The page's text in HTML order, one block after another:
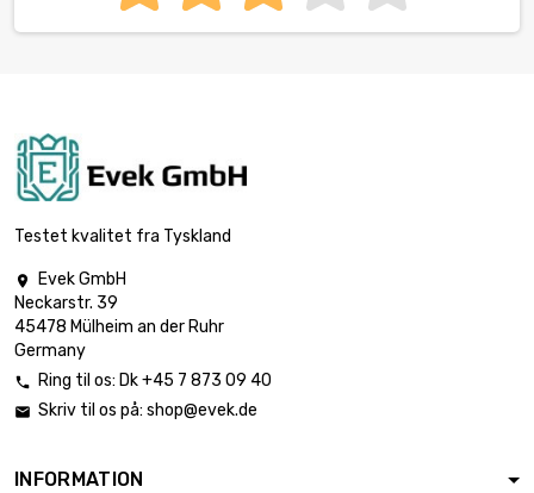
Testet kvalitet fra Tyskland

Evek GmbH
Neckarstr. 39
45478 Mülheim an der Ruhr
Germany
 Ring til os: Dk +45 7 873 09 40
 Skriv til os på: shop@evek.de
INFORMATION